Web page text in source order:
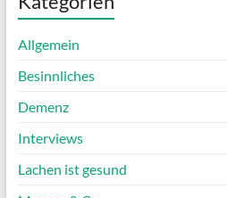
Allgemein
Besinnliches
Demenz
Interviews
Lachen ist gesund